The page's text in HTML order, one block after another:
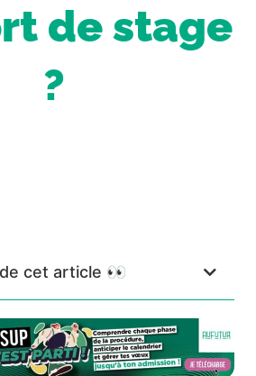
de stage
?
cet article 👀